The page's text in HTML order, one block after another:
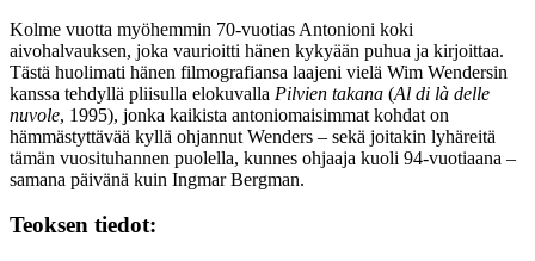
Kolme vuotta myöhemmin 70‑vuotias Antonioni koki
aivohalvauksen, joka vaurioitti hänen kykyään puhua ja kirjoittaa.
Tästä huolimati hänen filmografiansa laajeni vielä Wim Wendersin
kanssa tehdyllä pliisulla elokuvalla Pilvien takana (Al di là delle
nuvole, 1995), jonka kaikista antoniomaisimmat kohdat on
hämmästyttävää kyllä ohjannut Wenders – sekä joitakin lyhäreitä
tämän vuosituhannen puolella, kunnes ohjaaja kuoli 94‑vuotiaana –
samana päivänä kuin Ingmar Bergman.
Teoksen tiedot: